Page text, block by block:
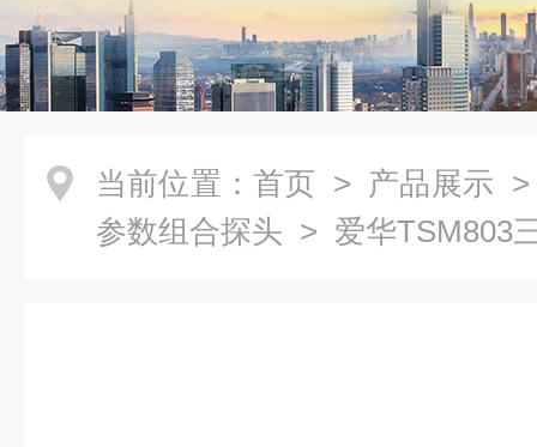
当前位置： 首页 > 产品展示
参数组合探头 > 爱华TSM803